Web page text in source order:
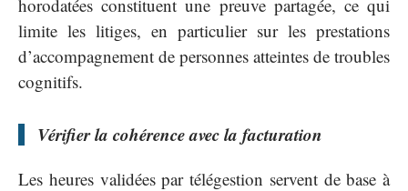
horodatées constituent une preuve partagée, ce qui
limite les litiges, en particulier sur les prestations
d’accompagnement de personnes atteintes de troubles
cognitifs.
Vérifier la cohérence avec la facturation
Les heures validées par télégestion servent de base à